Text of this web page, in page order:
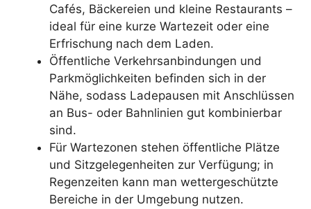
Cafés, Bäckereien und kleine Restaurants –
ideal für eine kurze Wartezeit oder eine
Erfrischung nach dem Laden.
Öffentliche Verkehrsanbindungen und
Parkmöglichkeiten befinden sich in der
Nähe, sodass Ladepausen mit Anschlüssen
an Bus- oder Bahnlinien gut kombinierbar
sind.
Für Wartezonen stehen öffentliche Plätze
und Sitzgelegenheiten zur Verfügung; in
Regenzeiten kann man wettergeschützte
Bereiche in der Umgebung nutzen.